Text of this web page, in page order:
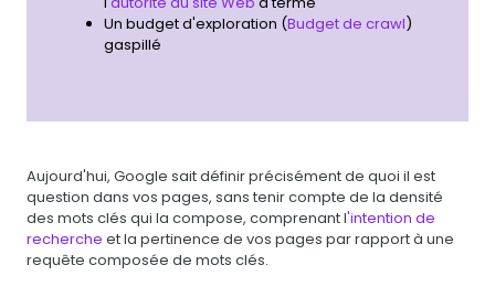
Un budget d'exploration (Budget de crawl)
gaspillé
Aujourd'hui, Google sait définir précisément de quoi il est
question dans vos pages, sans tenir compte de la densité
des mots clés qui la compose, comprenant l'intention de
recherche et la pertinence de vos pages par rapport à une
requête composée de mots clés.